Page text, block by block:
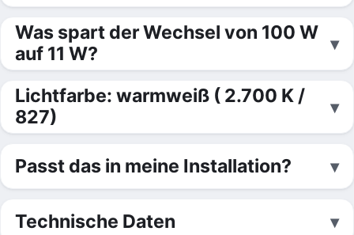
Was spart der Wechsel von 100 W
auf 11 W?
Lichtfarbe: warmweiß ( 2.700 K /
827)
Passt das in meine Installation?
Technische Daten